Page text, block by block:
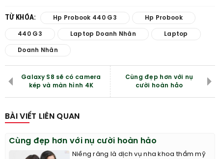
TỪ KHÓA: Hp Probook 440 G3 Hp Probook
440 G3 Laptop Doanh Nhân Laptop
Doanh Nhân
Galaxy S8 sẽ có camera
kép và màn hình 4K
Cùng đẹp hơn với nụ
cười hoàn hảo
BÀI VIẾT LIÊN QUAN
Cùng đẹp hơn với nụ cười hoàn hảo
Niềng răng là dịch vụ nha khoa thẩm mỹ